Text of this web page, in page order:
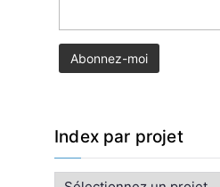
Index par projet